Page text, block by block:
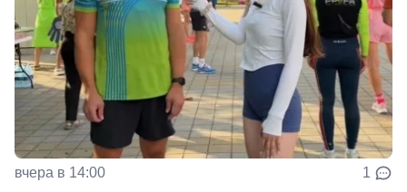
вчера в 14:00 1